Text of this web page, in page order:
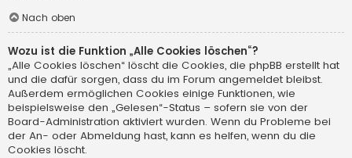
Nach oben
Wozu ist die Funktion „Alle Cookies löschen“?
„Alle Cookies löschen“ löscht die Cookies, die phpBB erstellt hat
und die dafür sorgen, dass du im Forum angemeldet bleibst.
Außerdem ermöglichen Cookies einige Funktionen, wie
beispielsweise den „Gelesen“-Status – sofern sie von der
Board-Administration aktiviert wurden. Wenn du Probleme bei
der An- oder Abmeldung hast, kann es helfen, wenn du die
Cookies löscht.